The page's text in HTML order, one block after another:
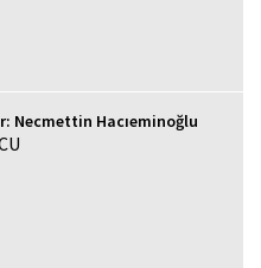
Necmettin Hacıeminoğlu